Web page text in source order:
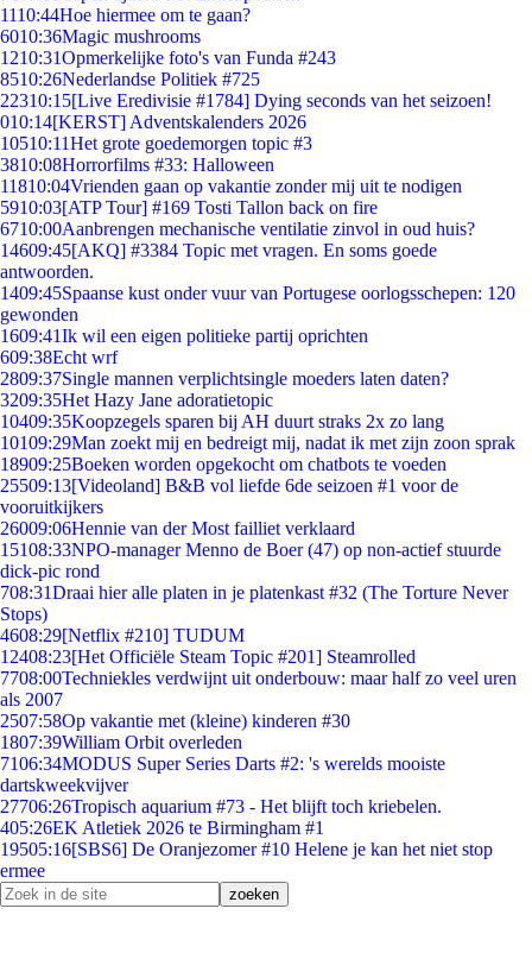
1110:44Hoe hiermee om te gaan?
6010:36Magic mushrooms
1210:31Opmerkelijke foto's van Funda #243
8510:26Nederlandse Politiek #725
22310:15[Live Eredivisie #1784] Dying seconds van het seizoen!
010:14[KERST] Adventskalenders 2026
10510:11Het grote goedemorgen topic #3
3810:08Horrorfilms #33: Halloween
11810:04Vrienden gaan op vakantie zonder mij uit te nodigen
5910:03[ATP Tour] #169 Tosti Tallon back on fire
6710:00Aanbrengen mechanische ventilatie zinvol in oud huis?
14609:45[AKQ] #3384 Topic met vragen. En soms goede
antwoorden.
1409:45Spaanse kust onder vuur van Portugese oorlogsschepen: 120
gewonden
1609:41Ik wil een eigen politieke partij oprichten
609:38Echt wrf
2809:37Single mannen verplichtsingle moeders laten daten?
3209:35Het Hazy Jane adoratietopic
10409:35Koopzegels sparen bij AH duurt straks 2x zo lang
10109:29Man zoekt mij en bedreigt mij, nadat ik met zijn zoon sprak
18909:25Boeken worden opgekocht om chatbots te voeden
25509:13[Videoland] B&B vol liefde 6de seizoen #1 voor de
vooruitkijkers
26009:06Hennie van der Most failliet verklaard
15108:33NPO-manager Menno de Boer (47) op non-actief stuurde
dick-pic rond
708:31Draai hier alle platen in je platenkast #32 (The Torture Never
Stops)
4608:29[Netflix #210] TUDUM
12408:23[Het Officiële Steam Topic #201] Steamrolled
7708:00Techniekles verdwijnt uit onderbouw: maar half zo veel uren
als 2007
2507:58Op vakantie met (kleine) kinderen #30
1807:39William Orbit overleden
7106:34MODUS Super Series Darts #2: 's werelds mooiste
dartskweekvijver
27706:26Tropisch aquarium #73 - Het blijft toch kriebelen.
405:26EK Atletiek 2026 te Birmingham #1
19505:16[SBS6] De Oranjezomer #10 Helene je kan het niet stop
ermee